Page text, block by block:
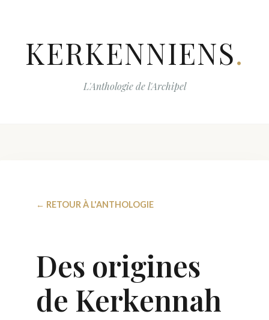
KERKENNIENS.
L'Anthologie de l'Archipel
← RETOUR À L'ANTHOLOGIE
Des origines
de Kerkennah